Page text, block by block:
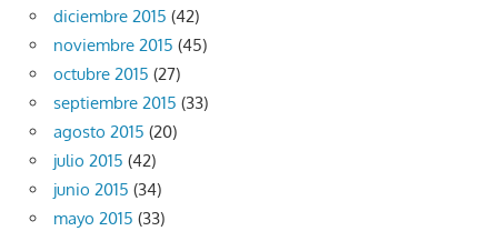
diciembre 2015 (42)
noviembre 2015 (45)
octubre 2015 (27)
septiembre 2015 (33)
agosto 2015 (20)
julio 2015 (42)
junio 2015 (34)
mayo 2015 (33)